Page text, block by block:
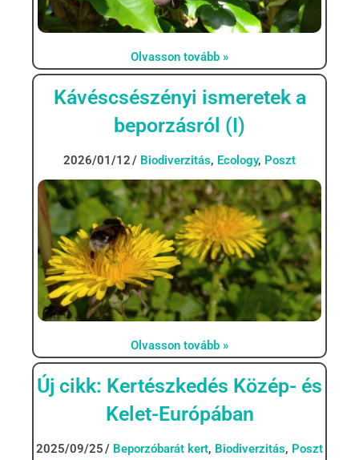
Olvasson tovább »
Kávéscsészényi ismeretek a
beporzásról (I)
2026/01/12 Biodiverzitás, Ecology, Poszt
Olvasson tovább »
Új cikk: Kertészkedés Közép- és
Kelet-Európában
2025/09/25 Beporzóbarát kert, Biodiverzitás, Poszt